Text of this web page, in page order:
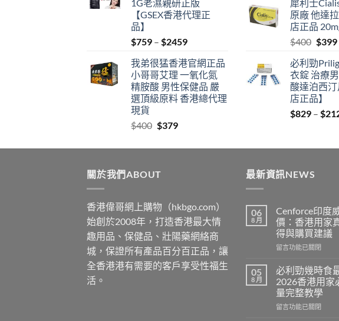
1G老濕親研正版
【GSEX香港代理正
品】
$759 – $2459Price
$759
through
$2459
我弟很猛香港官網正品
小哥哥艾理 一氧化氮
精胺酸 男性保健品 嚴
選頂級原料 香港總代理
現貨
$400 Original
was:
$379Current
is:
was:
$600.
犀利士
原廠 他達
店正品
$400
was:
$400.
$399
必利勁
衣錠 治療
酸達泊西
店正品】
$829 – $
關於我們ABOUT
香港偉哥網上購物（hkbgo.com）
始創於2008年，打造香港最大情
趣用品、保健品、壯陽藥網絡商
城，保證所有產品百分百正品，讓
全香港港有需要的客戶享受性福生
活。
最新資訊NEWS
06
8 月
Cenforce印度
價：香港用家
得與購買建議
在
印
度
威
而
鋼
留言功能已關閉
05
8 月
必利勁幾時食
2026香港用家
量完整教學
在
留言功能已關閉